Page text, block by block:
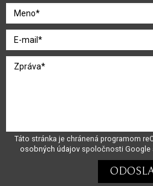
Táto stránka je chránená programom
osobných údajov spoločnosti Google